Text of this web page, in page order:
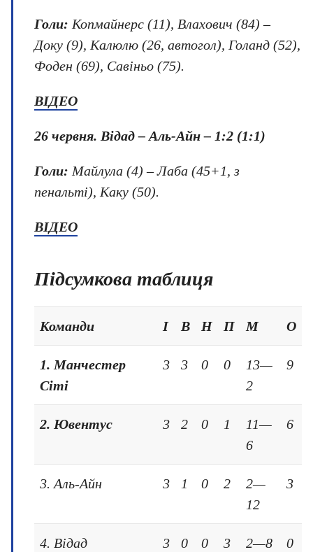
Голи: Копмайнерс (11), Влахович (84) –
Доку (9), Калюлю (26, автогол), Голанд (52),
Фоден (69), Савіньо (75).
ВІДЕО
26 червня. Відад – Аль-Айн – 1:2 (1:1)
Голи: Майлула (4) – Лаба (45+1, з
пенальті), Каку (50).
ВІДЕО
Підсумкова таблиця
Команди І В Н П М О
1. Манчестер
Сіті
3 3 0 0
13—
2
9
2. Ювентус 3 2 0 1
11—
6
6
3. Аль-Айн 3 1 0 2
2—
12
3
4. Відад 3 0 0 3 2—8 0